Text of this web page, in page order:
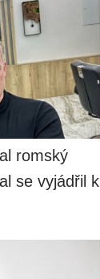
romský
se vyjádřil k